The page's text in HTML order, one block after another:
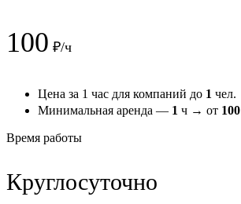
100 ₽/ч
Цена за 1 час для компаний до 1 чел.
Минимальная аренда — 1 ч → от 100
Время работы
Круглосуточно